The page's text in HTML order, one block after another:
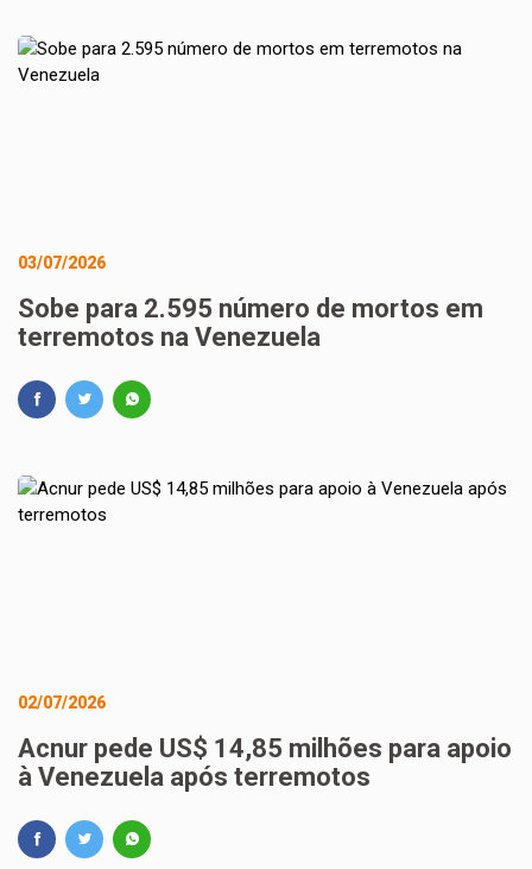
03/07/2026
Sobe para 2.595 número de mortos em
terremotos na Venezuela
02/07/2026
Acnur pede US$ 14,85 milhões para apoio
à Venezuela após terremotos